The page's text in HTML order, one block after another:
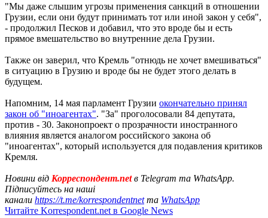
"Мы даже слышим угрозы применения санкций в отношении
Грузии, если они будут принимать тот или иной закон у себя",
- продолжил Песков и добавил, что это вроде бы и есть
прямое вмешательство во внутренние дела Грузии.
Также он заверил, что Кремль "отнюдь не хочет вмешиваться"
в ситуацию в Грузию и вроде бы не будет этого делать в
будущем.
Напомним, 14 мая парламент Грузии окончательно принял
закон об "иноагентах". "За" проголосовали 84 депутата,
против - 30. Законопроект о прозрачности иностранного
влияния является аналогом российского закона об
"иноагентах", который используется для подавления критиков
Кремля.
Новини від Корреспондент.netв Telegram та WhatsApp.
Підписуйтесь на наші
канали https://t.me/korrespondentnetта WhatsApp
Читайте Korrespondent.net в Google News